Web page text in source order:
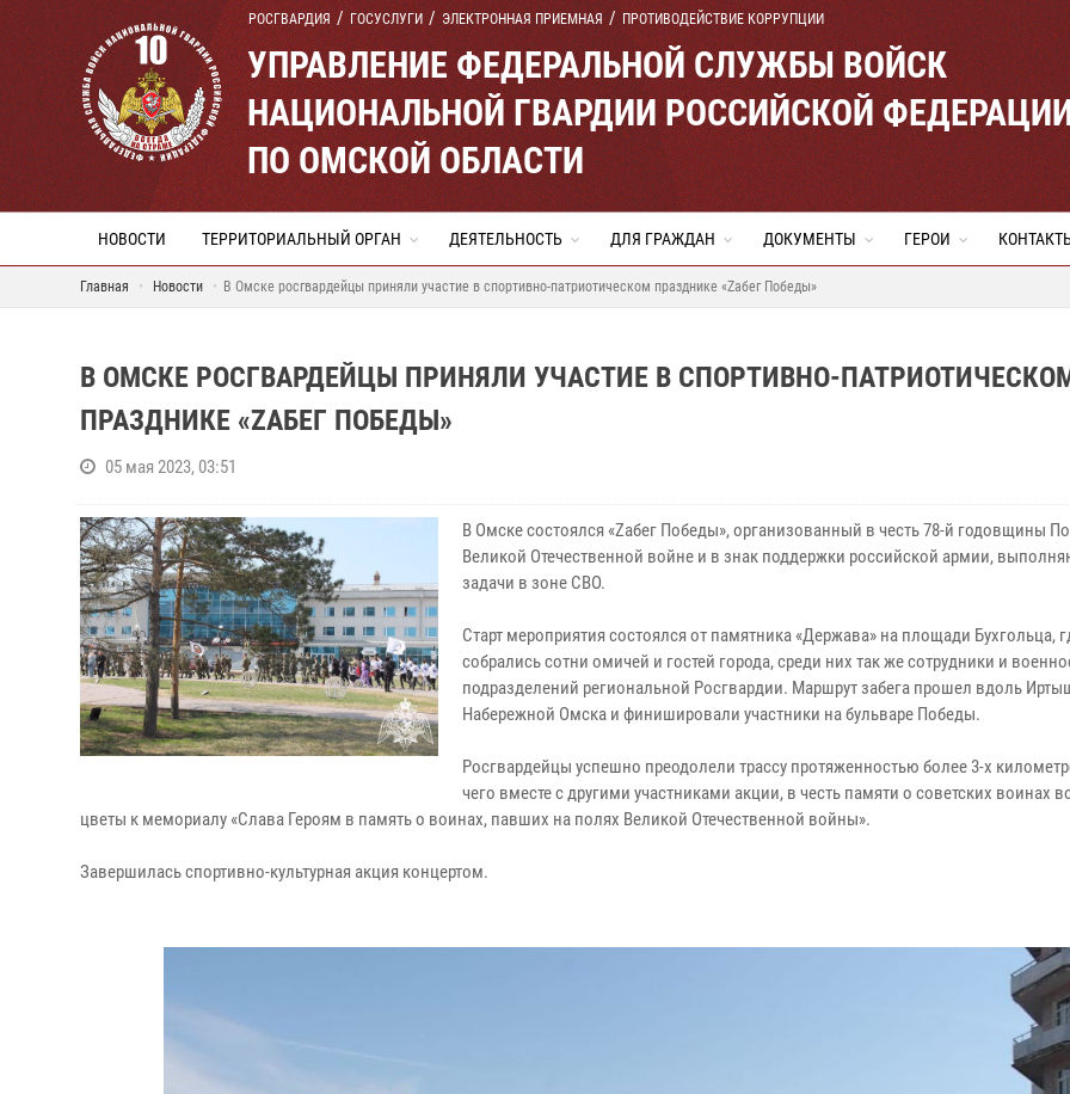
РОСГВАРДИЯ ГОСУСЛУГИ ЭЛЕКТРОННАЯ ПРИЕМНАЯ ПРОТИВОДЕЙСТВИЕ КОРРУПЦИИ
УПРАВЛЕНИЕ ФЕДЕРАЛЬНОЙ СЛУЖБЫ ВОЙСК
НАЦИОНАЛЬНОЙ ГВАРДИИ РОССИЙСКОЙ
ПО ОМСКОЙ ОБЛАСТИ
НОВОСТИ ТЕРРИТОРИАЛЬНЫЙ ОРГАН ДЕЯТЕЛЬНОСТЬ ДЛЯ ГРАЖДАН ДОКУМЕНТЫ ГЕРОИ
Главная Новости В Омске росгвардейцы приняли участие в спортивно-патриотическом празднике «Zабег Победы»
В ОМСКЕ РОСГВАРДЕЙЦЫ ПРИНЯЛИ УЧАСТИЕ В СПОРТИВНО-
ПРАЗДНИКЕ «ZАБЕГ ПОБЕДЫ»
05 мая 2023, 03:51
В Омске состоялся «Zабег Победы», организованный в честь 78-й годовщины
Великой Отечественной войне и в знак поддержки российской армии,
задачи в зоне СВО.
Старт мероприятия состоялся от памятника «Держава» на площади Бухгольца,
собрались сотни омичей и гостей города, среди них так же сотрудники и
подразделений региональной Росгвардии. Маршрут забега прошел вдоль
Набережной Омска и финишировали участники на бульваре Победы.
Росгвардейцы успешно преодолели трассу протяженностью более 3-х
чего вместе с другими участниками акции, в честь памяти о советских воинах
цветы к мемориалу «Слава Героям в память о воинах, павших на полях Великой Отечественной войны».
Завершилась спортивно-культурная акция концертом.